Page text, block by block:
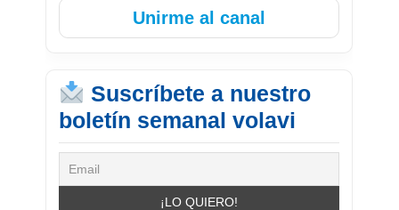
Unirme al canal
Suscríbete a nuestro
boletín semanal volavi